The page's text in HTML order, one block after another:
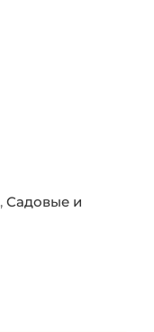
, Садовые и